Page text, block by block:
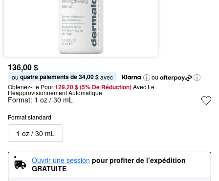
136,00 $
ou quatre paiements de 34,00 $ avec
ou
Obtenez-Le Pour129,20 $ (5% De Réduction) Avec Le
Réapprovisionnement Automatique
Format: 1 oz / 30 mL
Format standard
1 oz / 30 mL
Ouvrir une session pour profiter de l’expédition
GRATUITE